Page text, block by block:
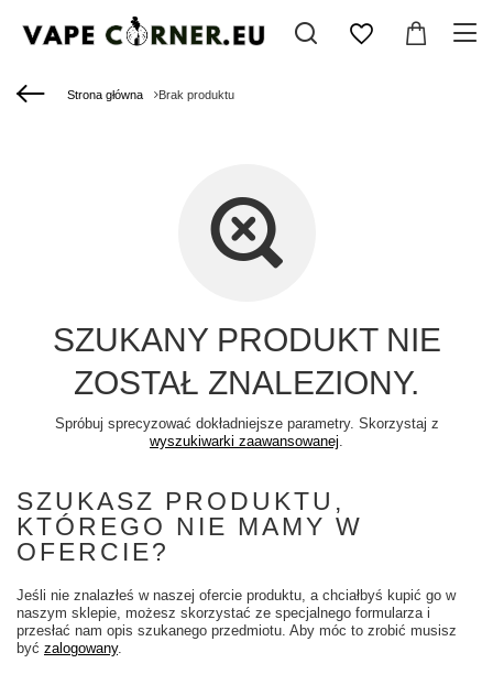
Strona główna Brak produktu
SZUKANY PRODUKT NIE
ZOSTAŁ ZNALEZIONY.
Spróbuj sprecyzować dokładniejsze parametry. Skorzystaj z
wyszukiwarki zaawansowanej.
SZUKASZ PRODUKTU,
KTÓREGO NIE MAMY W
OFERCIE?
Jeśli nie znalazłeś w naszej ofercie produktu, a chciałbyś kupić go w
naszym sklepie, możesz skorzystać ze specjalnego formularza i
przesłać nam opis szukanego przedmiotu. Aby móc to zrobić musisz
być zalogowany.